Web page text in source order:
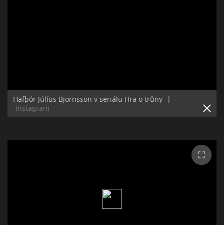
Hafþór Júlíus Björnsson v seriálu Hra o trůny
|
Instagram